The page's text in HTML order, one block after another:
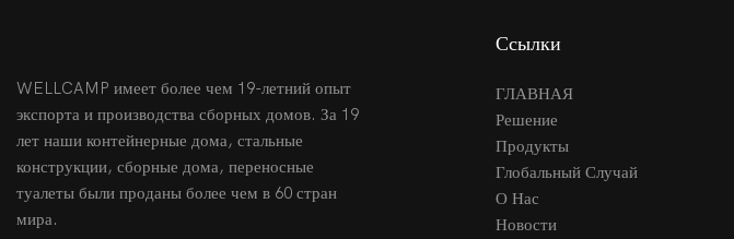
WELLCAMP имеет более чем 19-летний опыт
экспорта и производства сборных домов. За 19
лет наши контейнерные дома, стальные
конструкции, сборные дома, переносные
туалеты были проданы более чем в 60 стран
мира.
Ссылки
ГЛАВНАЯ
Решение
Продукты
Глобальный Случай
О Нас
Новости